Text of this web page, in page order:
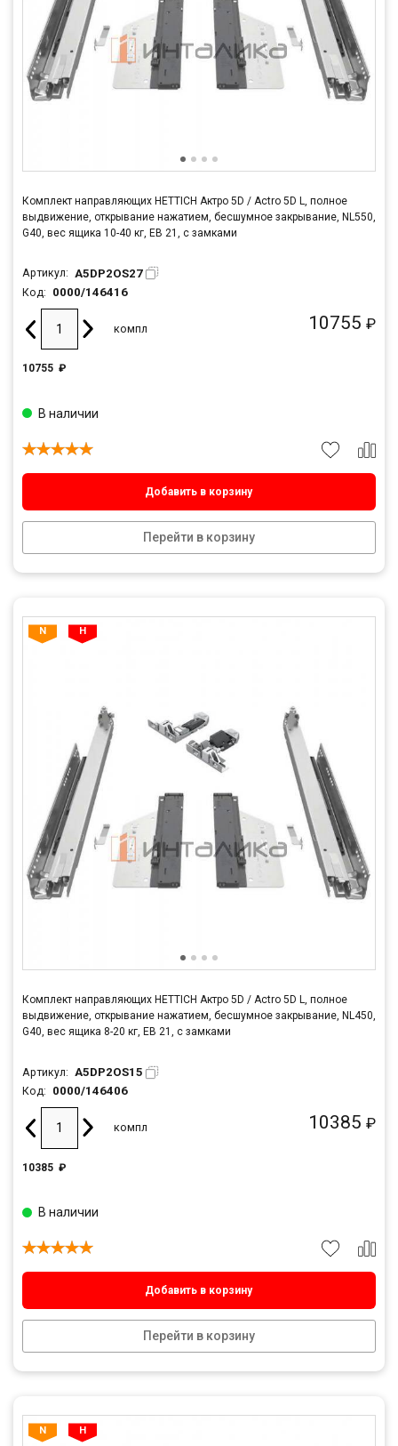
Комплект направляющих HETTICH Актро 5D / Actro 5D L, полное
выдвижение, открывание нажатием, бесшумное закрывание, NL550,
G40, вес ящика 10-40 кг, ЕВ 21, с замками
Артикул: A5DP2OS27
Код: 0000/146416
10755 ₽
компл
10755 ₽
Добавить в корзину
Перейти в корзину
В наличии
Комплект направляющих HETTICH Актро 5D / Actro 5D L, полное
выдвижение, открывание нажатием, бесшумное закрывание, NL450,
G40, вес ящика 8-20 кг, ЕВ 21, с замками
Артикул: A5DP2OS15
Код: 0000/146406
10385 ₽
компл
10385 ₽
Добавить в корзину
Перейти в корзину
В наличии